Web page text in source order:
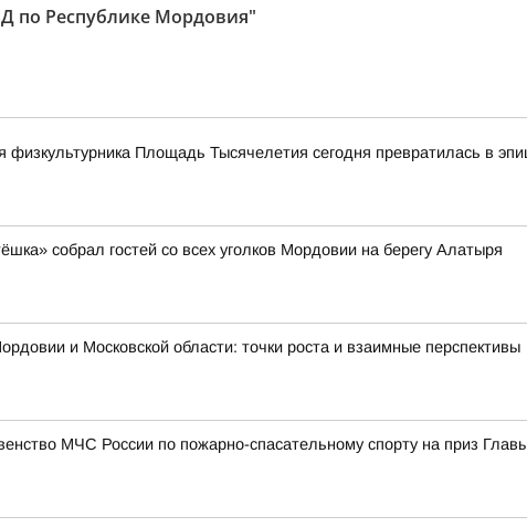
по Республике Мордовия"
Площадь Тысячелетия сегодня превратилась в
собрал гостей со всех уголков Мордовии на берегу Алатыря
и Московской области: точки роста и взаимные перспективы
МЧС России по пожарно-спасательному спорту на приз